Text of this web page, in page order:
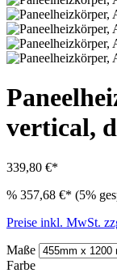
vertical,
339,80 €*
% 357,68 €* (5%
Preise inkl. MwSt.
Maße
Farbe